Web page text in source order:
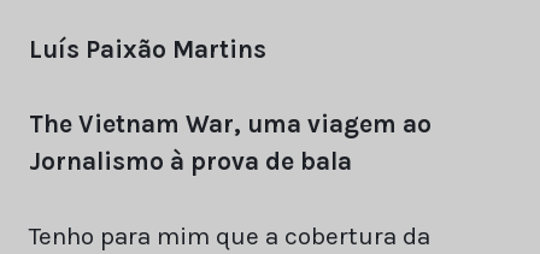
Luís Paixão Martins
The Vietnam War, uma viagem ao
Jornalismo à prova de bala
Tenho para mim que a cobertura da